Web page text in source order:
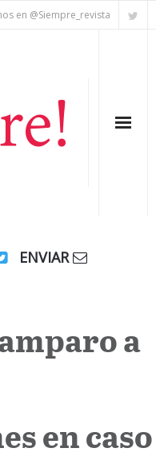
en @Siempre_revista
ENVIAR
a
en caso